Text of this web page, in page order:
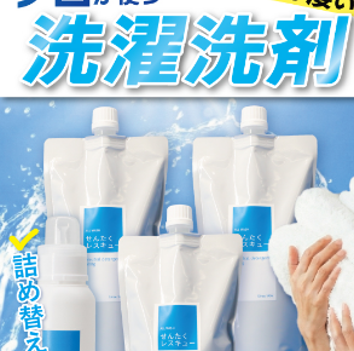
TOP ファッション その他ファッショ